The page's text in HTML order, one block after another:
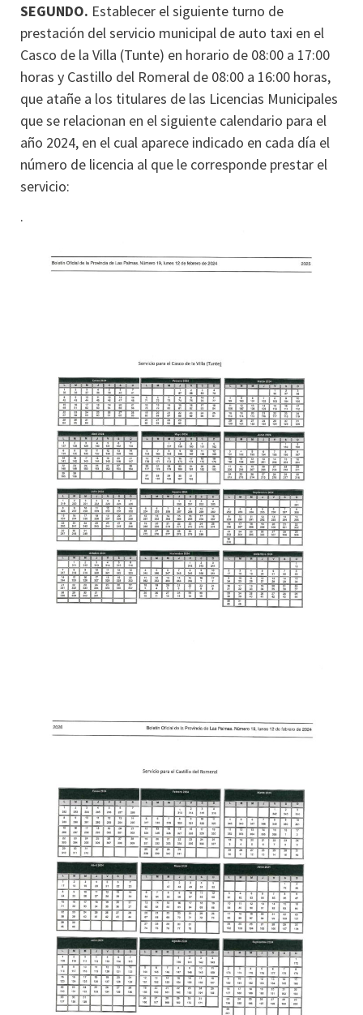
SEGUNDO. Establecer el siguiente turno de
prestación del servicio municipal de auto taxi en el
Casco de la Villa (Tunte) en horario de 08:00 a 17:00
horas y Castillo del Romeral de 08:00 a 16:00 horas,
que atañe a los titulares de las Licencias Municipales
que se relacionan en el siguiente calendario para el
año 2024, en el cual aparece indicado en cada día el
número de licencia al que le corresponde prestar el
servicio:
.